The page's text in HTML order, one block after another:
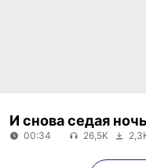
00:34
И снова седая
00:34 26,5K